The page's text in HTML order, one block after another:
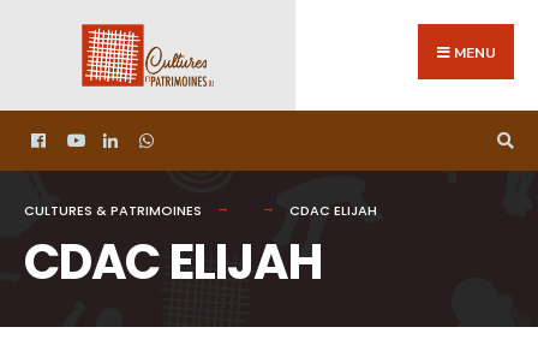
MENU
CULTURES & PATRIMOINES CDAC ELIJAH
CDAC ELIJAH